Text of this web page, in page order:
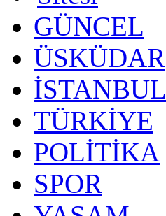
GÜNCEL
ÜSKÜDAR
İSTANBUL
TÜRKİYE
POLİTİKA
SPOR